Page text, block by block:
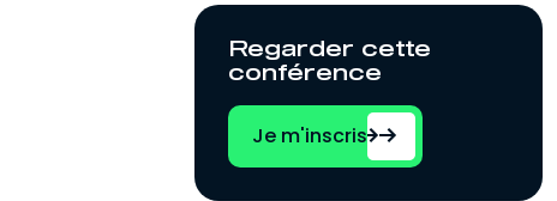
Regarder cette
conférence
Je m'inscris